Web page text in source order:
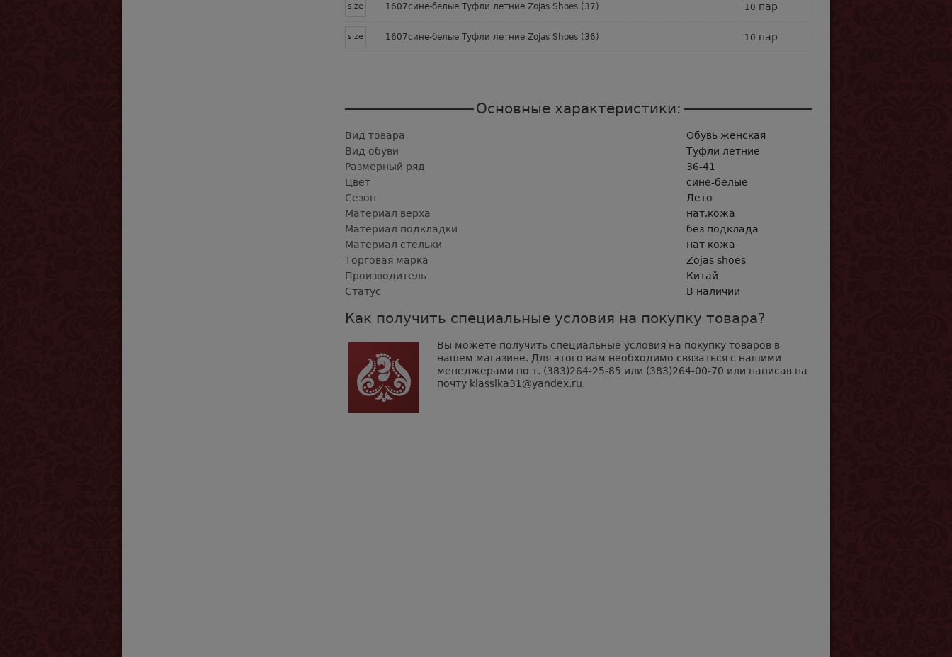
size 1607сине-белые Туфли летние Zojas Shoes (37) 10 пар
size 1607сине-белые Туфли летние Zojas Shoes (36) 10 пар
Основные характеристики:
Вид товара
Обувь женская
Вид обуви
Туфли летние
Размерный ряд
36-41
Цвет
сине-белые
Сезон
Лето
Материал верха
нат.кожа
Материал подкладки
без подклада
Материал стельки
нат кожа
Торговая марка
Zojas shoes
Производитель
Китай
Статус
В наличии
Как получить специальные условия на покупку товара?
Вы можете получить специальные условия на покупку товаров в
нашем магазине. Для этого вам необходимо связаться с нашими
менеджерами по т. (383)264-25-85 или (383)264-00-70 или написав на
почту klassika31@yandex.ru.